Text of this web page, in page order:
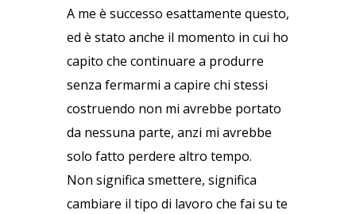
A me è successo esattamente questo,
ed è stato anche il momento in cui ho
capito che continuare a produrre
senza fermarmi a capire chi stessi
costruendo non mi avrebbe portato
da nessuna parte, anzi mi avrebbe
solo fatto perdere altro tempo.
Non significa smettere, significa
cambiare il tipo di lavoro che fai su te